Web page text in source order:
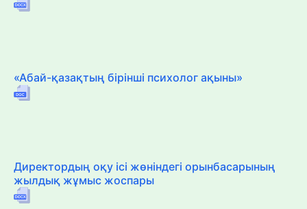
«Абай-қазақтың бірінші психолог ақыны»
Директордың оқу ісі жөніндегі орынбасарының
жылдық жұмыс жоспары